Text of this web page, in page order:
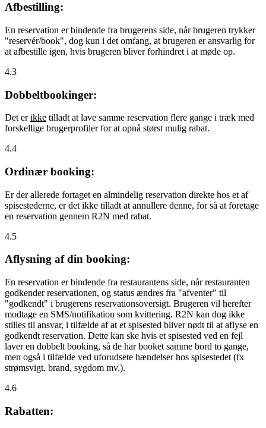
Afbestilling:
En reservation er bindende fra brugerens side, når brugeren trykker
"reservér/book", dog kun i det omfang, at brugeren er ansvarlig for
at afbestille igen, hvis brugeren bliver forhindret i at møde op.
4.3
Dobbeltbookinger:
Det erikke tilladt at lave samme reservation flere gange i træk med
forskellige brugerprofiler for at opnå størst mulig rabat.
4.4
Ordinær booking:
Er der allerede fortaget en almindelig reservation direkte hos et af
spisestederne, er det ikke tilladt at annullere denne, for så at foretage
en reservation gennem R2N med rabat.
4.5
Aflysning af din booking:
En reservation er bindende fra restaurantens side, når restauranten
godkender reservationen, og status ændres fra "afventer" til
"godkendt" i brugerens reservationsoversigt. Brugeren vil herefter
modtage en SMS/notifikation som kvittering. R2N kan dog ikke
stilles til ansvar, i tilfælde af at et spisested bliver nødt til at aflyse en
godkendt reservation. Dette kan ske hvis et spisested ved en fejl
laver en dobbelt booking, så de har booket samme bord to gange,
men også i tilfælde ved uforudsete hændelser hos spisestedet (fx
strømsvigt, brand, sygdom mv.).
4.6
Rabatten: